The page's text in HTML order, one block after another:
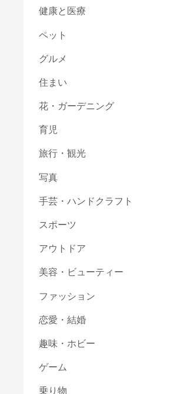
健康と医療
ペット
グルメ
住まい
花・ガーデニング
育児
旅行・観光
写真
手芸・ハンドクラフト
スポーツ
アウトドア
美容・ビューティー
ファッション
恋愛・結婚
趣味・ホビー
ゲーム
乗り物